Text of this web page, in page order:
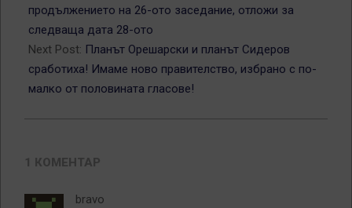
29
продължението на 26-ото заседание, отложи за
следваща дата 28-ото
Next Post: Планът Орешарски и планът Сидеров
сработиха! Имаме ново правителство, избрано с по-
малко от половината гласове!
1 КОМЕНТАР
bravo